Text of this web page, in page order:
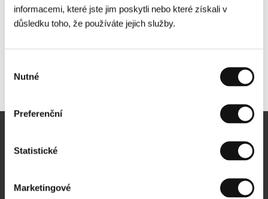
informacemi, které jste jim poskytli nebo které získali v
důsledku toho, že používáte jejich služby.
souhlasu
Nutné
Preferenční
Statistické
Marketingové